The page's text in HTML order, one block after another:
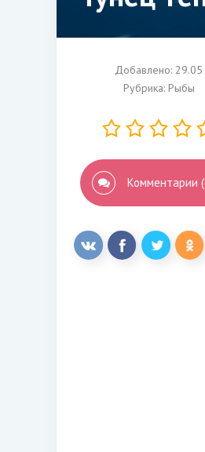
Добавлено: 29.05
Рубрика: Рыбы
Комментарии